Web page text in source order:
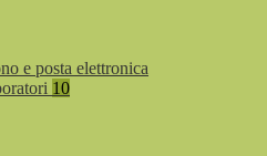
e posta elettronica
10